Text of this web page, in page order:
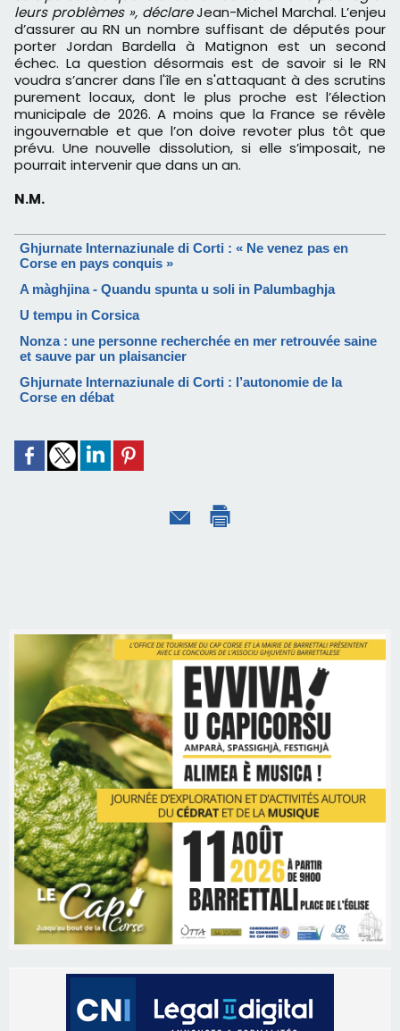
leurs problèmes », déclareJean-Michel Marchal. L’enjeu
d’assurer au RN un nombre suffisant de députés pour
porter Jordan Bardella à Matignon est un second
échec. La question désormais est de savoir si le RN
voudra s’ancrer dans l'île en s'attaquant à des scrutins
purement locaux, dont le plus proche est l’élection
municipale de 2026. A moins que la France se révèle
ingouvernable et que l’on doive revoter plus tôt que
prévu. Une nouvelle dissolution, si elle s’imposait, ne
pourrait intervenir que dans un an.
N.M.
Ghjurnate Internaziunale di Corti : « Ne venez pas en
Corse en pays conquis »
A màghjina - Quandu spunta u soli in Palumbaghja
U tempu in Corsica
Nonza : une personne recherchée en mer retrouvée saine
et sauve par un plaisancier
Ghjurnate Internaziunale di Corti : l’autonomie de la
Corse en débat